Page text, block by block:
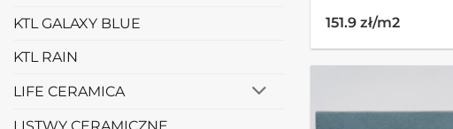
KTL GALAXY BLUE
KTL RAIN
LIFE CERAMICA
151.9 zł/m2